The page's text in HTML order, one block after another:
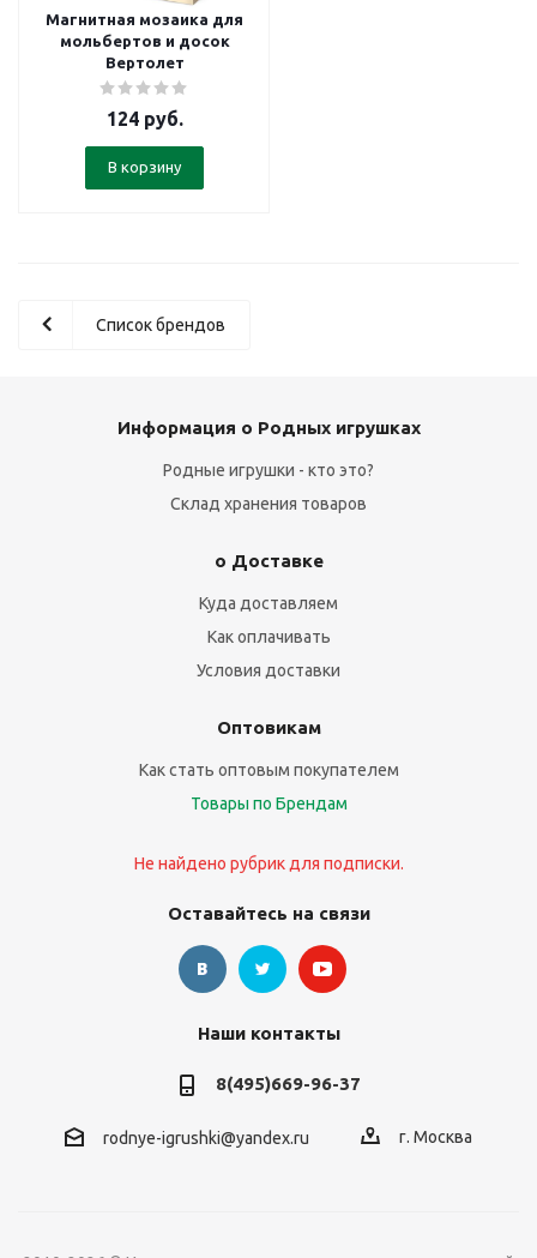
Магнитная мозаика для
мольбертов и досок
Вертолет
124руб.
В корзину
Список брендов
Информация о Родных игрушках
Родные игрушки - кто это?
Склад хранения товаров
о Доставке
Куда доставляем
Как оплачивать
Условия доставки
Оптовикам
Как стать оптовым покупателем
Товары по Брендам
Не найдено рубрик для подписки.
Оставайтесь на связи
Наши контакты
8(495)669-96-37
rodnye-igrushki@yandex.ru г. Москва